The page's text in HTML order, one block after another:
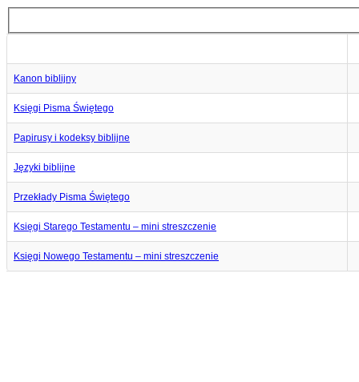
Kanon biblijny
Księgi Pisma Świętego
Papirusy i kodeksy biblijne
Języki biblijne
Przekłady Pisma Świętego
Księgi Starego Testamentu – mini streszczenie
Księgi Nowego Testamentu – mini streszczenie